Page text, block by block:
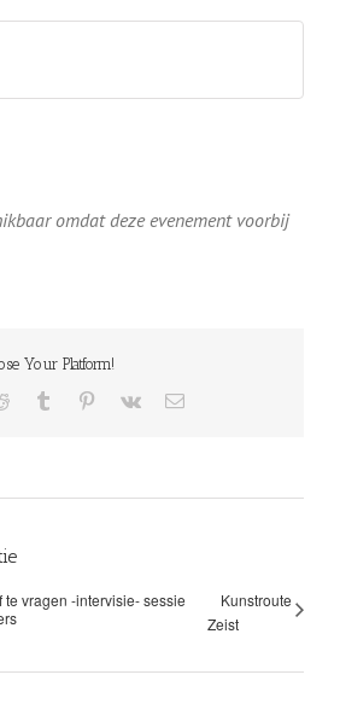
omdat deze evenement voorbij
Your Platform!
reddit tumblr pinterest
vk
E-
te vragen -intervisie- sessie
Kunstroute
Zeist